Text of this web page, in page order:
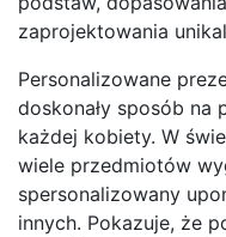
zaprojektowania
Personalizowane
doskonały sposób na
każdej kobiety. W
wiele przedmiotów
spersonalizowany
innych. Pokazuje, że